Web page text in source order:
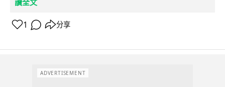
1 分享
ADVERTISEMENT